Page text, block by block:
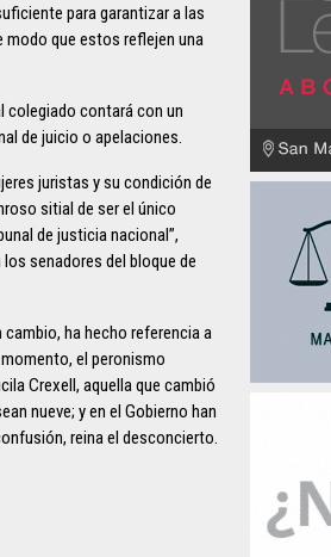
para garantizar a las
modo que estos reflejen una
colegiado contará con un
de juicio o apelaciones.
juristas y su condición de
sitial de ser el único
de justicia nacional”,
senadores del bloque de
ha hecho referencia a
el peronismo
Crexell, aquella que cambió
nueve; y en el Gobierno han
reina el desconcierto.